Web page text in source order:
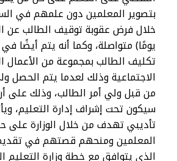
بتصوير المعلمين دون علمهم في
يومًا) متواصلة، وكما أنه يتم أيضًا
تكليف الطالب بمجموعة من الأعمال
الاجتماعية وذلك لعدما يتم الحصل
من قبل ولي أمر الطالب، وذلك على
سيكون تحت إشراف إدارة التعليم،
تأديبي تهدف من خلال الوزارة
المعلمين ومنحهم قصتهم في
الذي يتوافق مع خطة وزارة التعليم